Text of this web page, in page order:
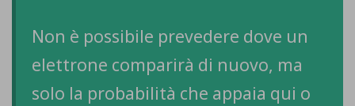
Non è possibile prevedere dove un
elettrone comparirà di nuovo, ma
solo la probabilità che appaia qui o